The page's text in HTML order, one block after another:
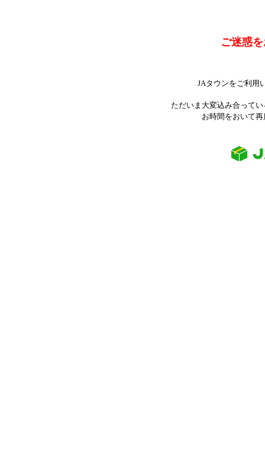
ご迷惑
JAタウンをご利用
ただいま大変込み合って
お時間をおいて